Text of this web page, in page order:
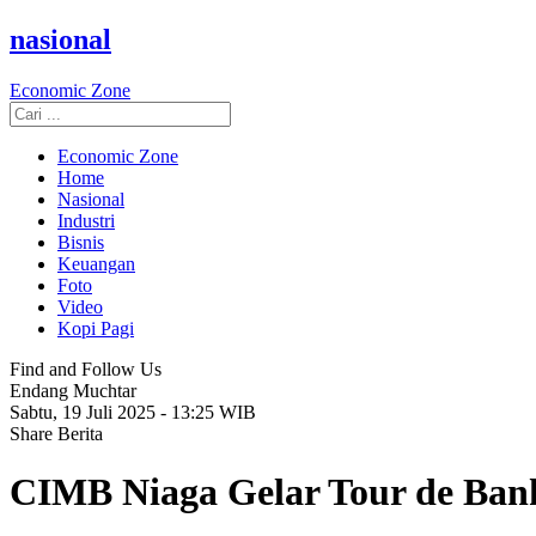
nasional
Economic Zone
Economic Zone
Home
Nasional
Industri
Bisnis
Keuangan
Foto
Video
Kopi Pagi
Find and Follow Us
Endang Muchtar
Sabtu, 19 Juli 2025 - 13:25 WIB
Share Berita
CIMB Niaga Gelar Tour de